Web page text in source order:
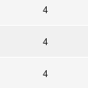
4
4
4